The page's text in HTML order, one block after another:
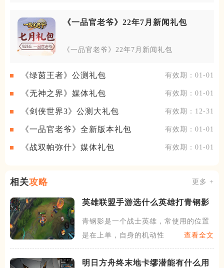
《一品官老爷》22年7月新闻礼包
《一品官老爷》22年7月新闻礼包
《绿茵王者》公测礼包 有效期：01-01
《无神之界》媒体礼包 有效期：01-01
《剑侠世界3》公测大礼包 有效期：12-31
《一品官老爷》全新版本礼包 有效期：01-01
《战双帕弥什》媒体礼包 有效期：01-01
相关攻略 更多 +
英雄联盟手游选什么英雄打青钢影
青钢影是一个战士英雄，常使用的位置
是在上单，自身的机动性比较
查看全文
明日方舟终末地卡缪潜能有什么用